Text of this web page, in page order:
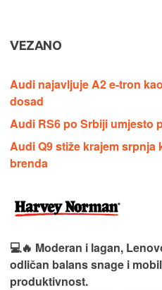
VEZANO
Audi najavljuje A2 e-tron
dosad
Audi RS6 po Srbiji umjesto
Audi Q9 stiže krajem
brenda
💻🔥 Moderan i lagan,
odličan balans snage i
produktivnost.